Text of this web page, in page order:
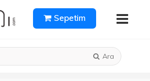
Sepetim
Ara